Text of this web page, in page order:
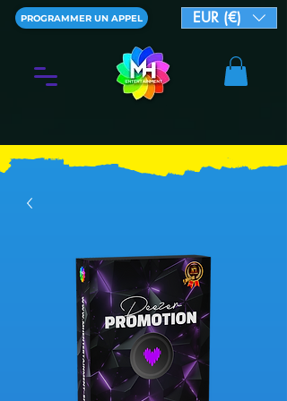
PROGRAMMER UN APPEL EUR (€)